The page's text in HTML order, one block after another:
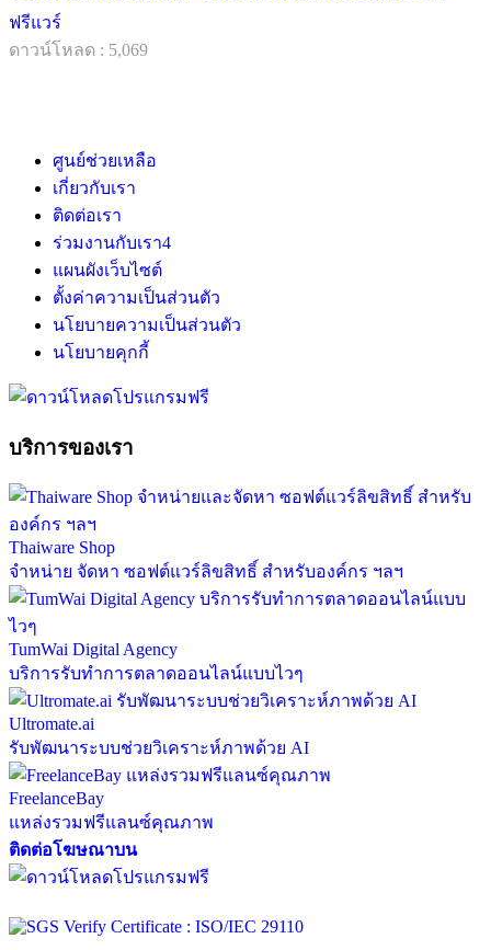
ฟรีแวร์
ดาวน์โหลด : 5,069
ศูนย์ช่วยเหลือ
เกี่ยวกับเรา
ติดต่อเรา
ร่วมงานกับเรา4
แผนผังเว็บไซต์
ตั้งค่าความเป็นส่วนตัว
นโยบายความเป็นส่วนตัว
นโยบายคุกกี้
บริการของเรา
Thaiware Shop
จำหน่าย จัดหา ซอฟต์แวร์ลิขสิทธิ์ สำหรับองค์กร ฯลฯ
TumWai Digital Agency
บริการรับทำการตลาดออนไลน์แบบไวๆ
Ultromate.ai
รับพัฒนาระบบช่วยวิเคราะห์ภาพด้วย AI
FreelanceBay
แหล่งรวมฟรีแลนซ์คุณภาพ
ติดต่อโฆษณาบน